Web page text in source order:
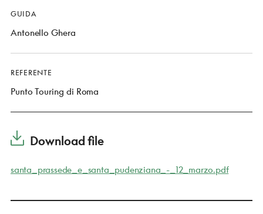
GUIDA
Antonello Ghera
REFERENTE
Punto Touring di Roma
Download file
santa_prassede_e_santa_pudenziana_-_12_marzo.pdf